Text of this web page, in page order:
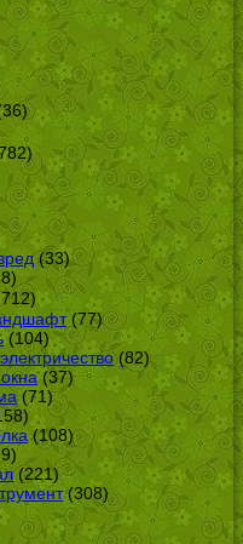
(33)
(77)
(104)
(82)
(37)
(71)
(108)
(221)
(308)